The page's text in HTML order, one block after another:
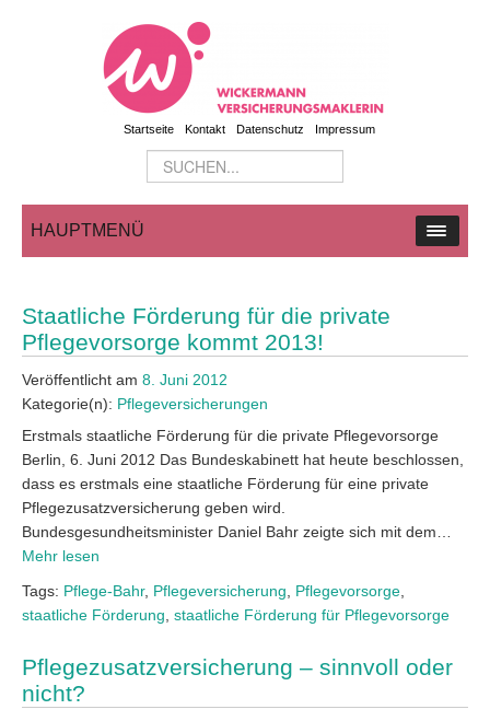
Startseite Kontakt Datenschutz Impressum
HAUPTMENÜ
Staatliche Förderung für die private
Pflegevorsorge kommt 2013!
Veröffentlicht am 8. Juni 2012
Kategorie(n): Pflegeversicherungen
Erstmals staatliche Förderung für die private Pflegevorsorge
Berlin, 6. Juni 2012 Das Bundeskabinett hat heute beschlossen,
dass es erstmals eine staatliche Förderung für eine private
Pflegezusatzversicherung geben wird.
Bundesgesundheitsminister Daniel Bahr zeigte sich mit dem…
Mehr lesen
Tags: Pflege-Bahr, Pflegeversicherung Pflegevorsorge
staatliche Förderung staatliche Förderung für Pflegevorsorge
Pflegezusatzversicherung – sinnvoll oder
nicht?